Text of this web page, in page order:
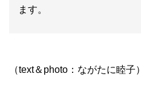
ます。
（text＆photo：ながたに睦子）